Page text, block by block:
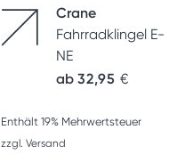
Crane
Fahrradklingel E-
NE
ab 32,95 €
Enthält 19% Mehrwertsteuer
zzgl. Versand